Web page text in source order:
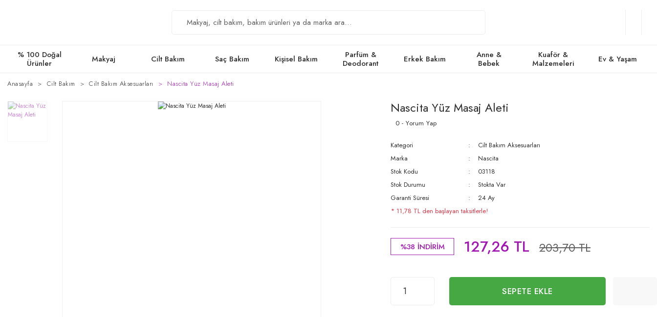
% 100 Doğal
Ürünler
Makyaj Cilt Bakım Saç Bakım Kişisel Bakım
Parfüm &
Deodorant
Erkek Bakım
Anne &
Bebek
Kuaför &
Malzemeleri
Ev & Yaşam
Anasayfa Cilt Bakım Cilt Bakım Aksesuarları Nascita Yüz Masaj Aleti
Nascita Yüz Masaj Aleti
0 - Yorum Yap
Kategori
Cilt Bakım Aksesuarları
Marka
Nascita
Stok Kodu
03118
Stok Durumu
Stokta Var
Garanti Süresi
24 Ay
* 11,78 TL den başlayan taksitlerle!
%38 İNDİRİM 127,26 TL 203,70 TL
SEPETE EKLE